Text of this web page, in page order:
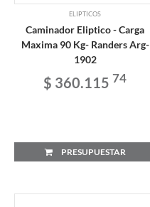
ELIPTICOS
Caminador Eliptico - Carga
Maxima 90 Kg- Randers Arg-
1902
$ 360.115 74
PRESUPUESTAR